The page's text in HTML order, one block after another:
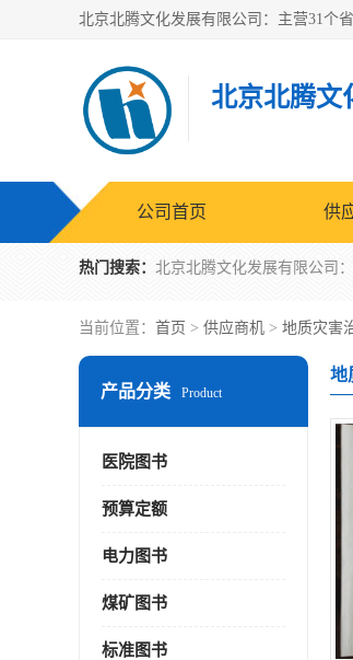
北京北腾文
公司首页 供
热门搜索：
当前位置： 首页 > 供应商机 > 地质灾害
产品分类 Product
医院图书
预算定额
电力图书
煤矿图书
标准图书
地